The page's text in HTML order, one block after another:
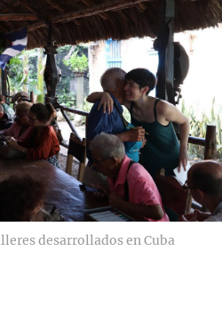
desarrollados en Cuba